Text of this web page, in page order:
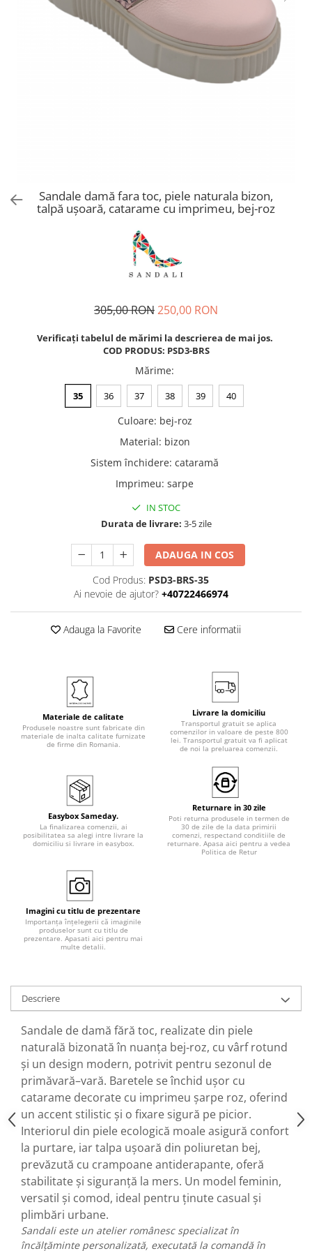
Sandale damă fara toc, piele naturala bizon,
talpă ușoară, catarame cu imprimeu, bej-roz
305,00 RON250,00 RON
Verificați tabelul de mărimi la descrierea de mai jos.
COD PRODUS: PSD3-BRS
Mărime:
35 36 37 38 39 40
Culoare: bej-roz
Material: bizon
Sistem închidere: cataramă
Imprimeu: sarpe
IN STOC
Durata de livrare: 3-5 zile
ADAUGA IN COS
Cod Produs: PSD3-BRS-35
Ai nevoie de ajutor? +40722466974
Adauga la Favorite Cere informatii
Materiale de calitate
Produsele noastre sunt fabricate din
materiale de inalta calitate furnizate
de firme din Romania.
Livrare la domiciliu
Transportul gratuit se aplica
comenzilor in valoare de peste 800
lei. Transportul gratuit va fi aplicat
de noi la preluarea comenzii.
Easybox Sameday.
La finalizarea comenzii, ai
posibilitatea sa alegi intre livrare la
domiciliu si livrare in easybox.
Returnare in 30 zile
Poti returna produsele in termen de
30 de zile de la data primirii
comenzi, respectand conditiile de
returnare. Apasa aici pentru a vedea
Politica de Retur
Imagini cu titlu de prezentare
Importanța înțelegerii că imaginile
produselor sunt cu titlu de
prezentare. Apasati aici pentru mai
multe detalii.
Descriere
Sandale de damă fără toc, realizate din piele
naturală bizonată în nuanța bej‑roz, cu vârf rotund
și un design modern, potrivit pentru sezonul de
primăvară–vară. Baretele se închid ușor cu
catarame decorate cu imprimeu șarpe roz, oferind
un accent stilistic și o fixare sigură pe picior.
Interiorul din piele ecologică moale asigură confort
la purtare, iar talpa ușoară din poliuretan bej,
prevăzută cu crampoane antiderapante, oferă
stabilitate și siguranță la mers. Un model feminin,
versatil și comod, ideal pentru ținute casual și
plimbări urbane.
Sandali este un atelier românesc specializat în
încălțăminte personalizată, executată la comandă în